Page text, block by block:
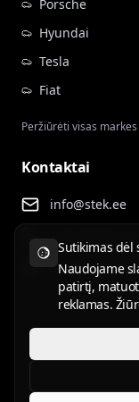
Porsche
Hyundai
Tesla
Fiat
Peržiūrėti visas
Kontaktai
info@stek.ee
+372 555 81 911
Rehepapi tee
ET
Sutikimas dėl
Naudojame
patirtį,
reklamas.